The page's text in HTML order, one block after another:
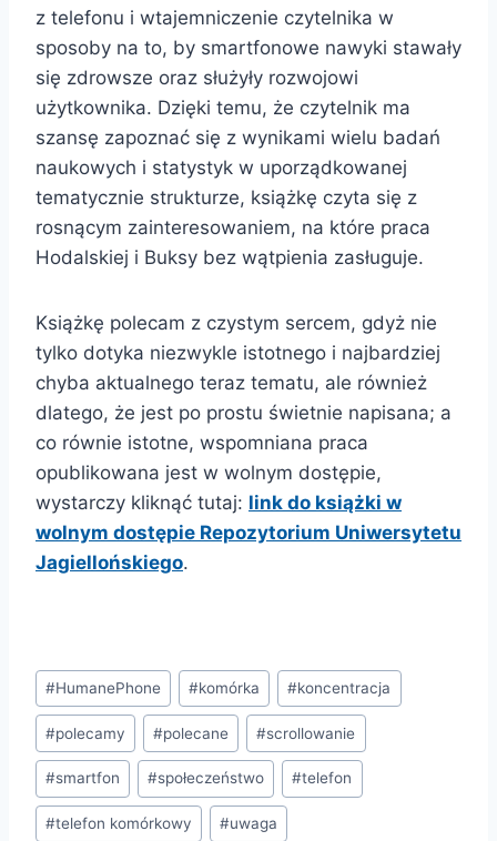
z telefonu i wtajemniczenie czytelnika w
sposoby na to, by smartfonowe nawyki stawały
się zdrowsze oraz służyły rozwojowi
użytkownika. Dzięki temu, że czytelnik ma
szansę zapoznać się z wynikami wielu badań
naukowych i statystyk w uporządkowanej
tematycznie strukturze, książkę czyta się z
rosnącym zainteresowaniem, na które praca
Hodalskiej i Buksy bez wątpienia zasługuje.
Książkę polecam z czystym sercem, gdyż nie
tylko dotyka niezwykle istotnego i najbardziej
chyba aktualnego teraz tematu, ale również
dlatego, że jest po prostu świetnie napisana; a
co równie istotne, wspomniana praca
opublikowana jest w wolnym dostępie,
wystarczy kliknąć tutaj: link do książki w
wolnym dostępie Repozytorium Uniwersytetu
Jagiellońskiego.
Tagi
wpisu:
#HumanePhone #komórka #koncentracja
#polecamy #polecane #scrollowanie
#smartfon #społeczeństwo #telefon
#telefon komórkowy #uwaga